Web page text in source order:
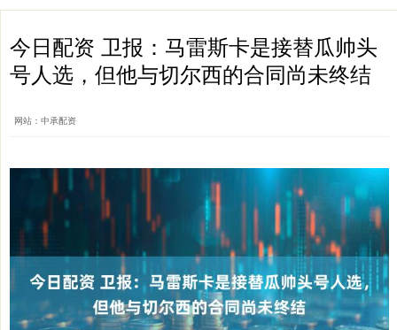
今日配资 卫报：马雷斯卡是接替瓜帅头
号人选，但他与切尔西的合同尚未终结
网站：中承配资